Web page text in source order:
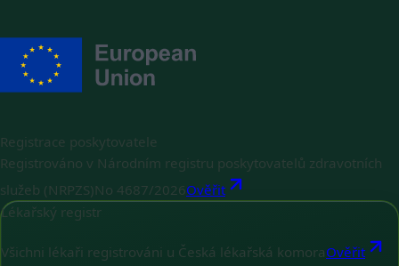
Registrace poskytovatele
Registrováno v Národním registru poskytovatelů zdravotních
služeb (NRPZS)No 4687/2026Ověřit
Lékařský registr
Všichni lékaři registrováni u Česká lékařská komoraOvěřit